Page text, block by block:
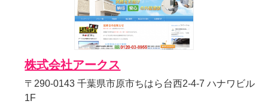
株式会社アークス
〒290-0143 千葉県市原市ちはら台西2-4-7 ハナワビル
1F